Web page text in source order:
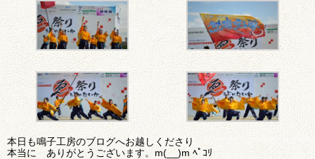
本日も鳴子工房のブログへお越しくださり
本当に ありがとうございます。m(__)m ﾍﾟｺﾘ